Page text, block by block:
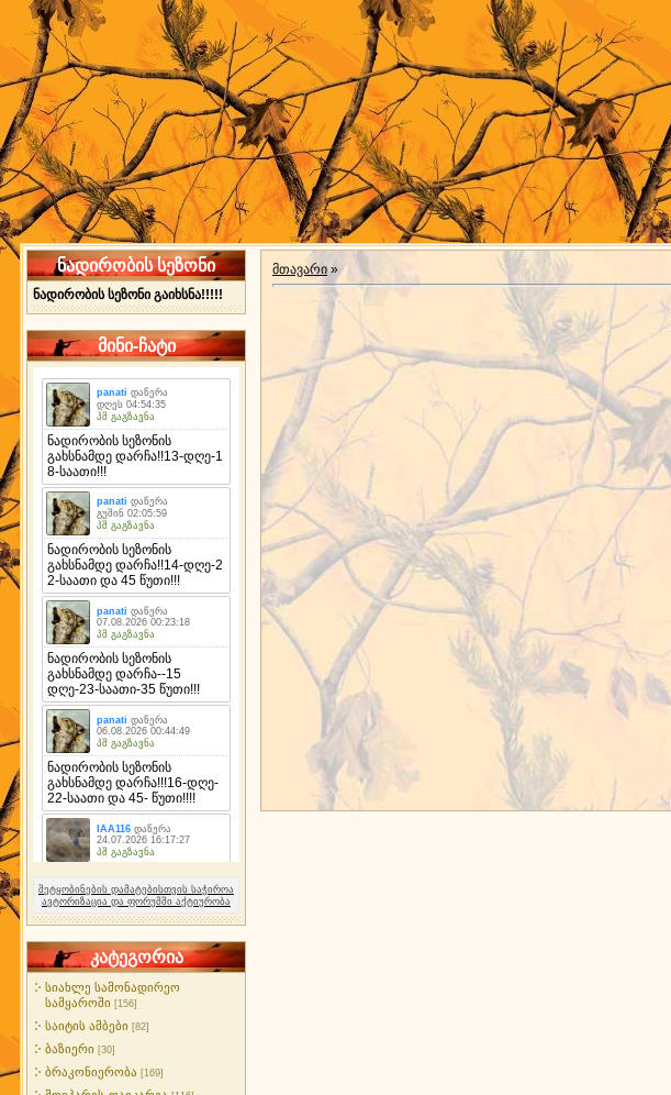
ნადირობის სეზონი
ნადირობის სეზონი გაიხსნა!!!!!
მინი-ჩატი
შეტყობინების დამატებისთვის საჭიროა
ავტორიზაცია და ფორუმში აქტიურობა
კატეგორია
სიახლე სამონადირეო
სამყაროში [156]
საიტის ამბები [82]
ბაზიერი [30]
ბრაკონიერობა [169]
მთავარი »